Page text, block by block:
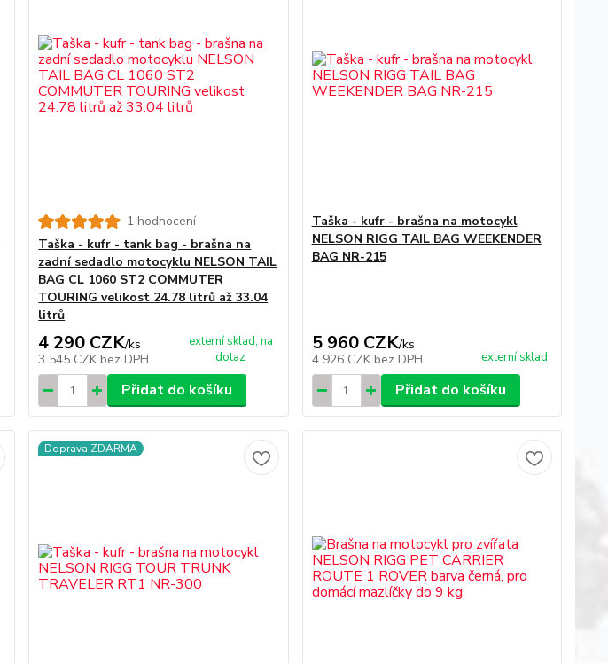
1 hodnocení
Taška - kufr - tank bag - brašna na
zadní sedadlo motocyklu NELSON TAIL
BAG CL 1060 ST2 COMMUTER
TOURING velikost 24.78 litrů až 33.04
litrů
4 290 CZK/ks
3 545 CZK bez DPH
externí sklad, na
dotaz
Přidat do košíku
Taška - kufr - brašna na motocykl
NELSON RIGG TAIL BAG WEEKENDER
BAG NR-215
5 960 CZK/ks
4 926 CZK bez DPH externí sklad
Přidat do košíku
Doprava ZDARMA